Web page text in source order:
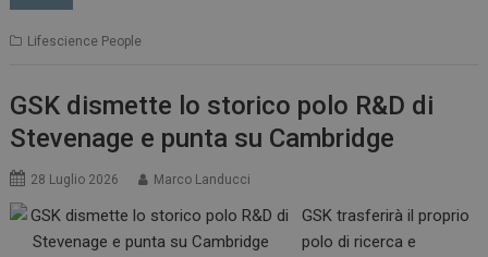
Lifescience People
GSK dismette lo storico polo R&D di
Stevenage e punta su Cambridge
28 Luglio 2026 Marco Landucci
GSK trasferirà il proprio
polo di ricerca e